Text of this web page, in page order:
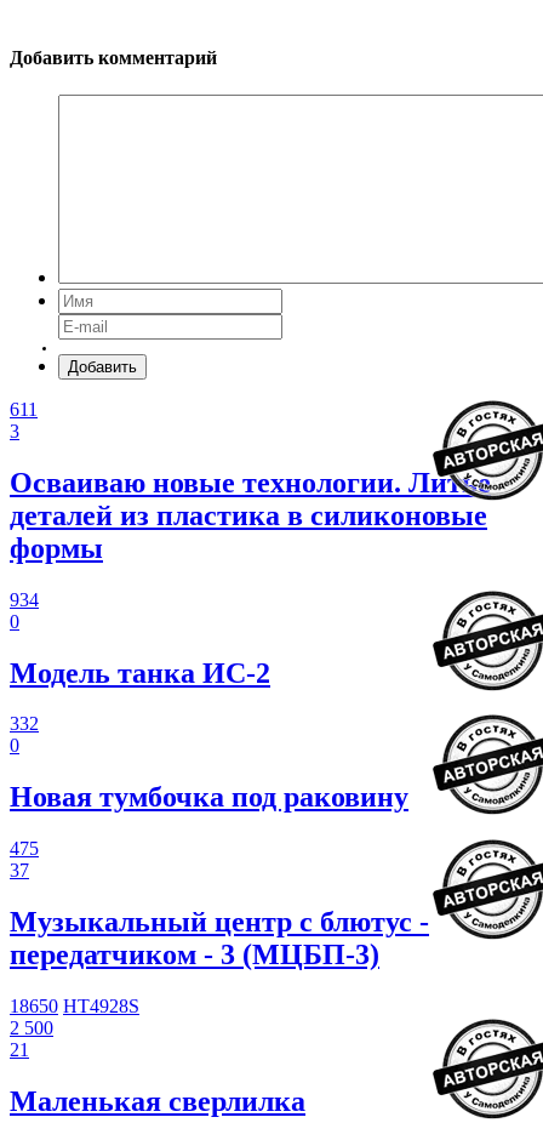
Добавить комментарий
Добавить
611
3
Осваиваю новые технологии. Литье
деталей из пластика в силиконовые
формы
934
0
Модель танка ИС-2
332
0
Новая тумбочка под раковину
475
37
Музыкальный центр с блютус -
передатчиком - 3 (МЦБП-3)
18650 HT4928S
2 500
21
Маленькая сверлилка